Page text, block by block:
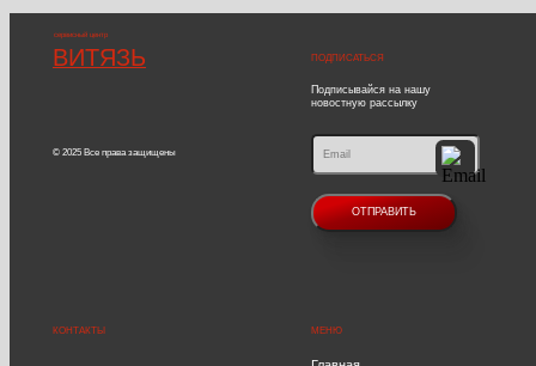
сервисный центр
ВИТЯЗЬ
© 2025 Все права защищены
КОНТАКТЫ МЕНЮ
ПОДПИСАТЬСЯ
Подписывайся на нашу
новостную рассылку